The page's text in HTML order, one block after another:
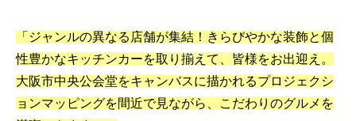
「ジャンルの異なる店舗が集結！きらびやかな装飾と個
性豊かなキッチンカーを取り揃えて、皆様をお出迎え。
大阪市中央公会堂をキャンバスに描かれるプロジェクシ
ョンマッピングを間近で見ながら、こだわりのグルメを